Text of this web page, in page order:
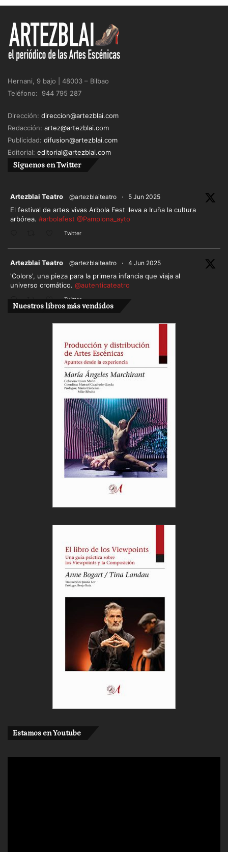
Hernani, 9 bajo | 48003 – Bilbao
Teléfono: 944 795 287
Dirección: direccion@artezblai.com
Redacción: artez@artezblai.com
Publicidad: difusion@artezblai.com
Editorial: editorial@artezblai.com
Síguenos en Twitter
Artezblai Teatro @artezblaiteatro · 5 Jun 2025
El festival de artes vivas Arbola Fest lleva a Iruña la cultura
arbórea. #arbolafest @Pamplona_ayto
Twitter
Artezblai Teatro @artezblaiteatro · 4 Jun 2025
'Colors', una pieza para la primera infancia que viaja al
universo cromático. @autenticateatro
Twitter
Cargar más
Nuestros libros más vendidos
Estamos en Youtube